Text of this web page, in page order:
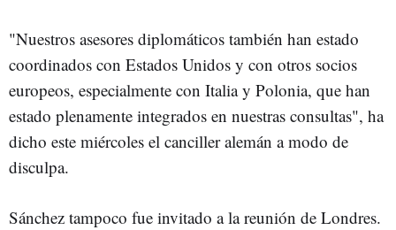
"Nuestros asesores diplomáticos también han estado
coordinados con Estados Unidos y con otros socios
europeos, especialmente con Italia y Polonia, que han
estado plenamente integrados en nuestras consultas", ha
dicho este miércoles el canciller alemán a modo de
disculpa.
Sánchez tampoco fue invitado a la reunión de Londres.